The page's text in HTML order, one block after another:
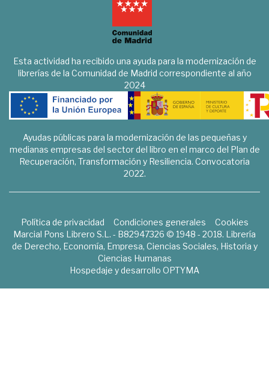
Esta actividad ha recibido una ayuda para la modernización de
librerías de la Comunidad de Madrid correspondiente al año
2024
Ayudas públicas para la modernización de las pequeñas y
medianas empresas del sector del libro en el marco del Plan de
Recuperación, Transformación y Resiliencia. Convocatoria
2022.
Política de privacidad Condiciones generales
Cookies
Marcial Pons Librero S.L. - B82947326 © 1948 - 2018. Librería
de Derecho, Economía, Empresa, Ciencias Sociales, Historia y
Ciencias Humanas
Hospedaje y desarrollo OPTYMA